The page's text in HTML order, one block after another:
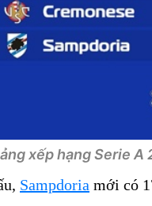
xếp hạng Serie
Sampdoria mới có